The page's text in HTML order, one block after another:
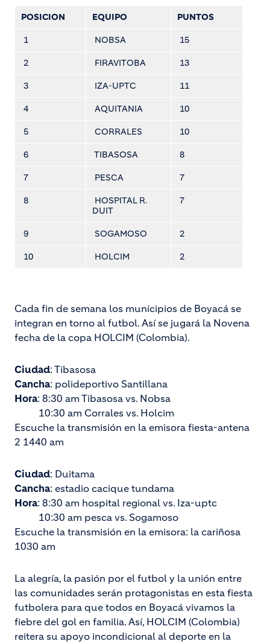
POSICION EQUIPO PUNTOS
1 NOBSA 15
2 FIRAVITOBA 13
3 IZA-UPTC 11
4 AQUITANIA 10
5 CORRALES 10
6 TIBASOSA 8
7 PESCA 7
8
HOSPITAL R.
DUIT
7
9 SOGAMOSO 2
10 HOLCIM 2
Cada fin de semana los municipios de Boyacá se
integran en torno al futbol. Así se jugará la Novena
fecha de la copa HOLCIM (Colombia).
Ciudad: Tibasosa
Cancha: polideportivo Santillana
Hora: 8:30 am Tibasosa vs. Nobsa
10:30 am Corrales vs. Holcim
Escuche la transmisión en la emisora fiesta-antena
2 1440 am
Ciudad: Duitama
Cancha: estadio cacique tundama
Hora: 8:30 am hospital regional vs. Iza-uptc
10:30 am pesca vs. Sogamoso
Escuche la transmisión en la emisora: la cariñosa
1030 am
La alegría, la pasión por el futbol y la unión entre
las comunidades serán protagonistas en esta fiesta
futbolera para que todos en Boyacá vivamos la
fiebre del gol en familia. Así, HOLCIM (Colombia)
reitera su apoyo incondicional al deporte en la